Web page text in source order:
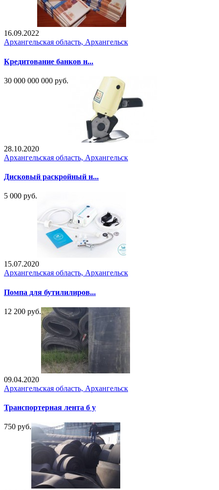
16.09.2022
Архангельская область, Архангельск
Кредитование банков н...
30 000 000 000 руб.
28.10.2020
Архангельская область, Архангельск
Дисковый раскройный н...
5 000 руб.
15.07.2020
Архангельская область, Архангельск
Помпа для бутилилиров...
12 200 руб.
09.04.2020
Архангельская область, Архангельск
Транспортерная лента б у
750 руб.